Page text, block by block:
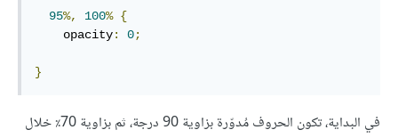
95%, 100% {
    opacity
: 0;
}
في البداية، تكون الحروف مُدوّرة بزاوية 90 درجة، ثم بزاوية 70٪ خلال